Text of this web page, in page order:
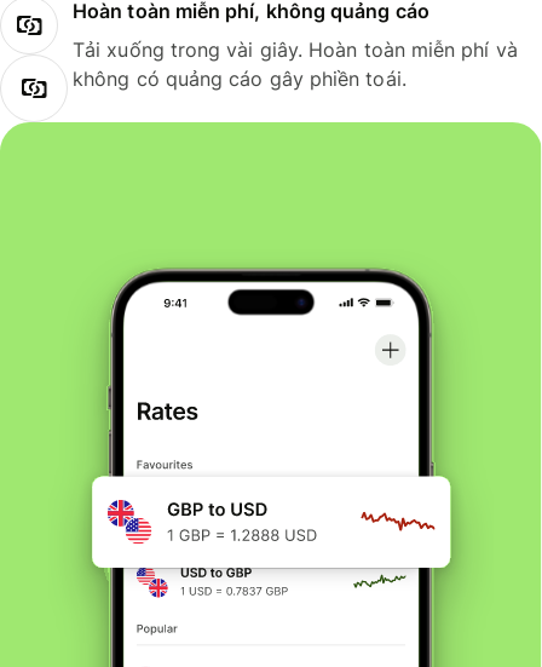
Hoàn toàn miễn phí, không quảng cáo
Tải xuống trong vài giây. Hoàn toàn miễn phí và
không có quảng cáo gây phiền toái.